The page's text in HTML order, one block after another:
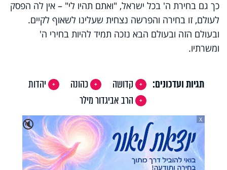
כך גם בחירת ה' בכל ישראל, "ואתם תהיו לי" – אין לה הפסק
לעולם, זו בחירה והפרשה נצחית שעלינו לשאוף לקיים.
ובעולם הזה ובעולם הבא נזכה תמיד להיות בחירי ה'
ומשרתיו.
תגיות ועדכונים: קדושה כהונה
יהדות
הרב אביגדור מילר
🔇
X